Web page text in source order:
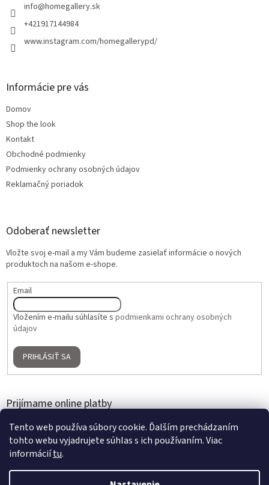
Tento web používa súbory cookie. Ďalším prechádzaním
tohto webu vyjadrujete súhlas s ich používaním. Viac
informáciítu.
info@homegallery.sk
+421917144984
www.instagram.com/homegallerypd/
Informácie pre vás
Domov
Shop the look
Kontakt
Obchodné podmienky
Podmienky ochrany osobných údajov
Reklamačný poriadok
Odoberať newsletter
Vložte svoj e-mail a my Vám budeme zasielať informácie o nových
produktoch na našom e-shope.
Email
Vložením e-mailu súhlasíte s podmienkami ochrany osobných
údajov
PRIHLÁSIŤ SA
Prijímame online platby